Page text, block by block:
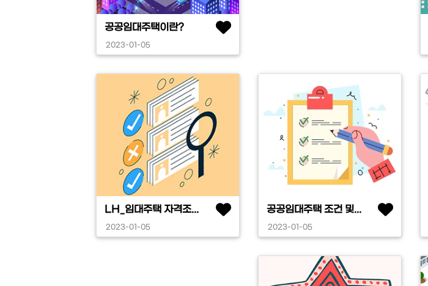
공공임대주택이란?
2023-01-05
LH_임대주택 자격조...
2023-01-05
공공임대주택 조건 및...
2023-01-05